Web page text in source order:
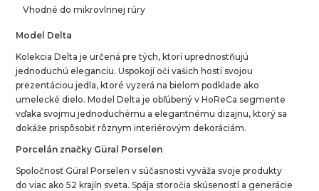
Vhodné do mikrovlnnej rúry
Model Delta
Kolekcia Delta je určená pre tých, ktorí uprednostňujú
jednoduchú eleganciu. Uspokojí oči vašich hostí svojou
prezentáciou jedla, ktoré vyzerá na bielom podklade ako
umelecké dielo. Model Delta je obľúbený v HoReCa segmente
vďaka svojmu jednoduchému a elegantnému dizajnu, ktorý sa
dokáže prispôsobiť rôznym interiérovým dekoráciám.
Porcelán značky Güral Porselen
Spoločnosť Güral Porselen v súčasnosti vyváža svoje produkty
do viac ako 52 krajín sveta. Spája storočia skúseností a generácie